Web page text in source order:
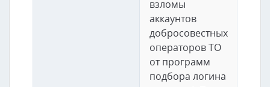
взломы
аккаунтов
добросовестных
операторов ТО
от программ
подбора логина